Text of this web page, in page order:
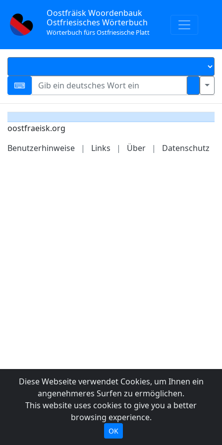
Oostfräisk Woordenbauk
Ostfriesisches Wörterbuch
Wörterbuch fürs Ostfriesische Platt
oostfraeisk.org
Benutzerhinweise
| Links | Über | Datenschutz
Diese Webseite verwendet Cookies, um Ihnen ein
angenehmeres Surfen zu ermöglichen.
This website uses cookies to give you a better
browsing experience.
OK